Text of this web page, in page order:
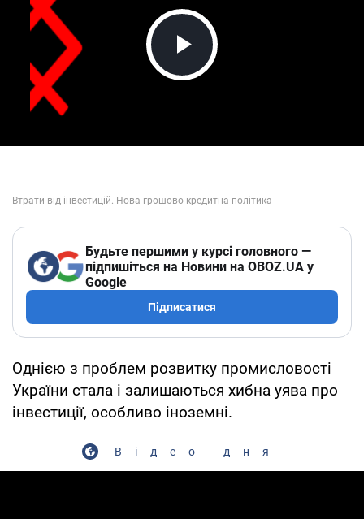
Play Video
Будьте першими у курсі головного —
підпишіться на Новини на OBOZ.UA у
Google
Підписатися
Однією з проблем розвитку промисловості
України стала і залишаються хибна уява про
інвестиції, особливо іноземні.
Відео дня